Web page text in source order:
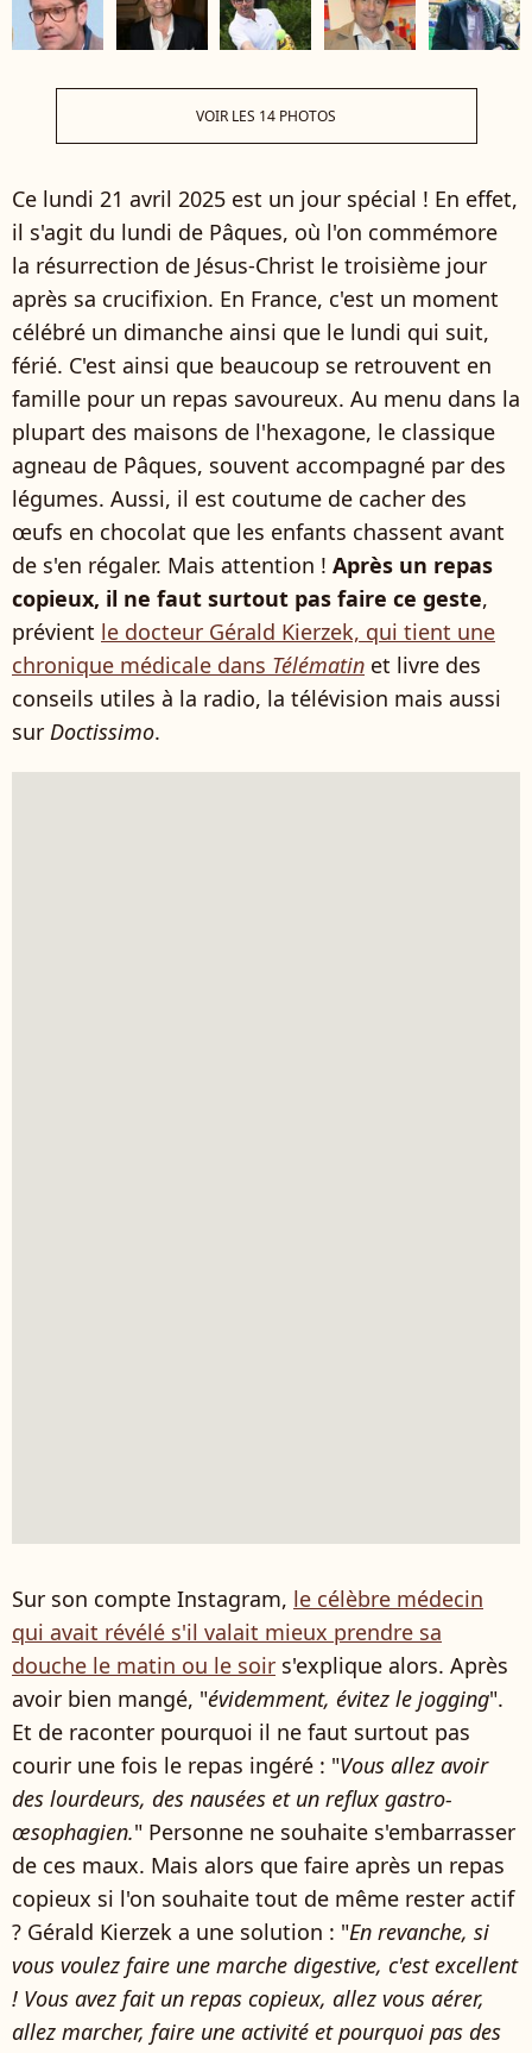
VOIR LES 14 PHOTOS
Ce lundi 21 avril 2025 est un jour spécial ! En effet,
il s'agit du lundi de Pâques, où l'on commémore
la résurrection de Jésus-Christ le troisième jour
après sa crucifixion. En France, c'est un moment
célébré un dimanche ainsi que le lundi qui suit,
férié. C'est ainsi que beaucoup se retrouvent en
famille pour un repas savoureux. Au menu dans la
plupart des maisons de l'hexagone, le classique
agneau de Pâques, souvent accompagné par des
légumes. Aussi, il est coutume de cacher des
œufs en chocolat que les enfants chassent avant
de s'en régaler. Mais attention ! Après un repas
copieux, il ne faut surtout pas faire ce geste,
prévient le docteur Gérald Kierzek, qui tient une
chronique médicale dans Télématin et livre des
conseils utiles à la radio, la télévision mais aussi
sur Doctissimo.
Sur son compte Instagram, le célèbre médecin
qui avait révélé s'il valait mieux prendre sa
douche le matin ou le soir s'explique alors. Après
avoir bien mangé, "évidemment, évitez le jogging".
Et de raconter pourquoi il ne faut surtout pas
courir une fois le repas ingéré : "Vous allez avoir
des lourdeurs, des nausées et un reflux gastro-
œsophagien." Personne ne souhaite s'embarrasser
de ces maux. Mais alors que faire après un repas
copieux si l'on souhaite tout de même rester actif
? Gérald Kierzek a une solution : "En revanche, si
vous voulez faire une marche digestive, c'est excellent
! Vous avez fait un repas copieux, allez vous aérer,
allez marcher, faire une activité et pourquoi pas des